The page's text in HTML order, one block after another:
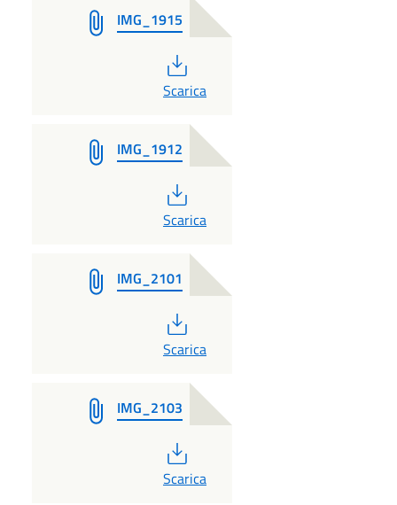
IMG_1915
PDF
Scarica
IMG_1912
PDF
Scarica
IMG_2101
PDF
Scarica
IMG_2103
PDF
Scarica